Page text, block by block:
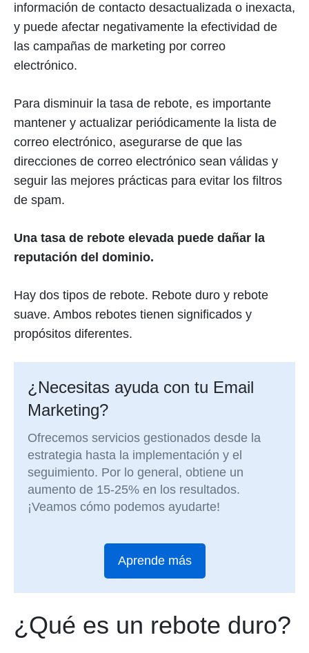
información de contacto desactualizada o inexacta,
y puede afectar negativamente la efectividad de
las campañas de marketing por correo
electrónico.
Para disminuir la tasa de rebote, es importante
mantener y actualizar periódicamente la lista de
correo electrónico, asegurarse de que las
direcciones de correo electrónico sean válidas y
seguir las mejores prácticas para evitar los filtros
de spam.
Una tasa de rebote elevada puede dañar la
reputación del dominio.
Hay dos tipos de rebote. Rebote duro y rebote
suave. Ambos rebotes tienen significados y
propósitos diferentes.
¿Necesitas ayuda con tu Email
Marketing?
Ofrecemos servicios gestionados desde la
estrategia hasta la implementación y el
seguimiento. Por lo general, obtiene un
aumento de 15-25% en los resultados.
¡Veamos cómo podemos ayudarte!
Aprende más
¿Qué es un rebote duro?